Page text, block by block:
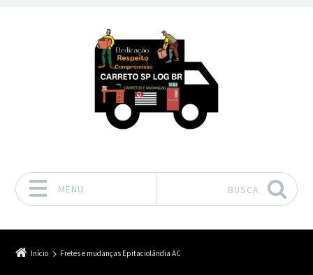
MENU BUSCA
Início Fretes e mudanças Epitaciolândia AC